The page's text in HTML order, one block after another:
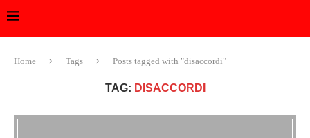
Home Tags Posts tagged with "disaccordi"
TAG: DISACCORDI